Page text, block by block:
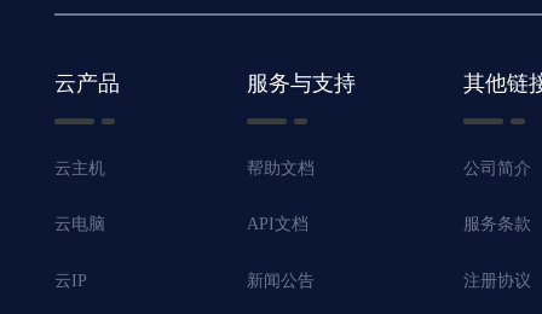
云产品
云主机
云电脑
云IP
服务与支持
帮助文档
API文档
新闻公告
其他链
公司简介
服务条款
注册协议